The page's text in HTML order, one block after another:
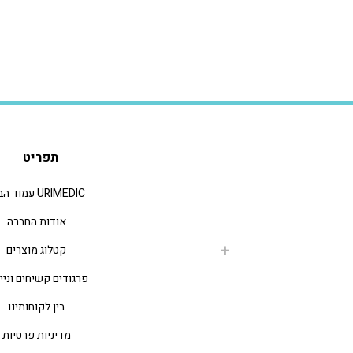
תפריט
URIMEDIC עמוד הבית
אודות החברה
קטלוג מוצרים
פרגודים קשיחים
בין לקוחותינו
מדיניות פרטיות